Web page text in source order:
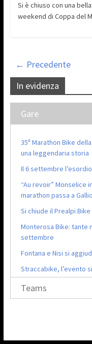
Si è chiuso con una
weekend di Coppa del
← Precedente
In evidenza
Gare
35ª Marathon Bike
una leggendaria storia
Il 6 settembre
“Au revoir” Monselice
marathon passa a Gallio
Si chiude il Prealpi
Monterosa Bike: tante
settembre
Fontana e Nisi si
Straccabike, l’evento
Teams